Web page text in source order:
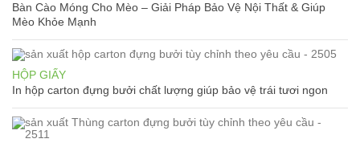
Bàn Cào Móng Cho Mèo – Giải Pháp Bảo Vệ Nội Thất & Giúp
Mèo Khỏe Mạnh
HỘP GIẤY
In hộp carton đựng bưởi chất lượng giúp bảo vệ trái tươi ngon